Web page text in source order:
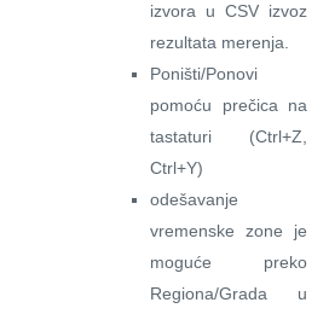
izvora u CSV izvoz
rezultata merenja.
Poništi/Ponovi
pomoću prečica na
tastaturi (Ctrl+Z,
Ctrl+Y)
odešavanje
vremenske zone je
moguće preko
Regiona/Grada u